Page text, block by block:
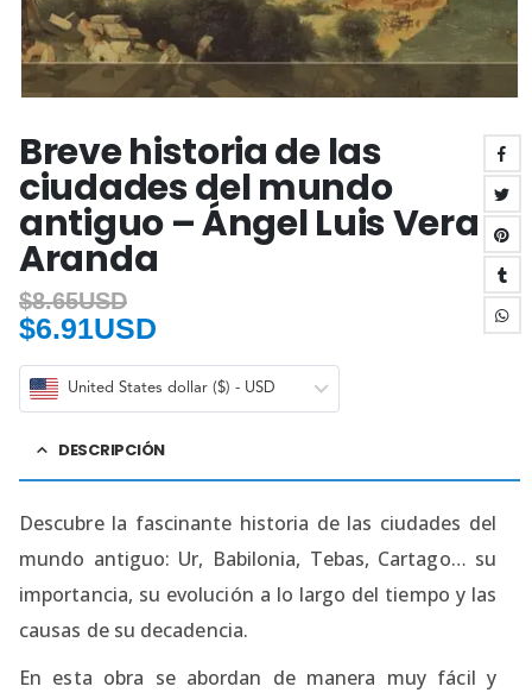
Breve historia de las
ciudades del mundo
antiguo – Ángel Luis Vera
Aranda
$8.65USD
$6.91USD
United States dollar ($) - USD
DESCRIPCIÓN
Descubre la fascinante historia de las ciudades del
mundo antiguo: Ur, Babilonia, Tebas, Cartago… su
importancia, su evolución a lo largo del tiempo y las
causas de su decadencia.
En esta obra se abordan de manera muy fácil y